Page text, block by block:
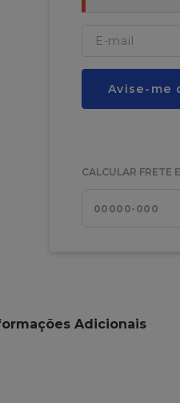
Avise-me
CALCULAR FRETE
Adicionais